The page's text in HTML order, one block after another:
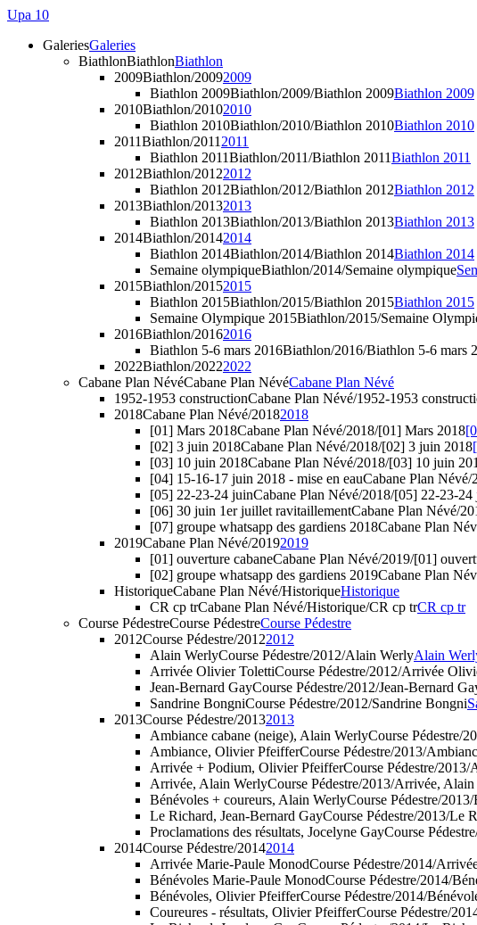
Upa 10
GaleriesGaleries
BiathlonBiathlonBiathlon
2009Biathlon/20092009
Biathlon 2009Biathlon/2009/Biathlon 2009Biathlon 2009
2010Biathlon/20102010
Biathlon 2010Biathlon/2010/Biathlon 2010Biathlon 2010
2011Biathlon/2011 2011
Biathlon 2011Biathlon/2011/Biathlon 2011Biathlon 2011
2012Biathlon/20122012
Biathlon 2012Biathlon/2012/Biathlon 2012Biathlon 2012
2013Biathlon/20132013
Biathlon 2013Biathlon/2013/Biathlon 2013Biathlon 2013
2014Biathlon/20142014
Biathlon 2014Biathlon/2014/Biathlon 2014Biathlon 2014
Semaine olympiqueBiathlon/2014/Semaine olympique
2015Biathlon/20152015
Biathlon 2015Biathlon/2015/Biathlon 2015Biathlon 2015
Semaine Olympique 2015Biathlon/2015/Semaine
2016Biathlon/20162016
Biathlon 5-6 mars 2016Biathlon/2016/Biathlon 5-6 mars
2022Biathlon/20222022
Cabane Plan NévéCabane Plan NévéCabane Plan Névé
1952-1953 constructionCabane Plan Névé/1952-1953
2018Cabane Plan Névé/20182018
[01] Mars 2018Cabane Plan Névé/2018/[01] Mars 2018
[02] 3 juin 2018Cabane Plan Névé/2018/[02] 3 juin 2018
[03] 10 juin 2018Cabane Plan Névé/2018/[03] 10 juin
[04] 15-16-17 juin 2018 - mise en eauCabane Plan
[05] 22-23-24 juinCabane Plan Névé/2018/[05] 22-23-24
[06] 30 juin 1er juillet ravitaillementCabane Plan Névé/
[07] groupe whatsapp des gardiens 2018Cabane Plan
2019Cabane Plan Névé/20192019
[01] ouverture cabaneCabane Plan Névé/2019/[01]
[02] groupe whatsapp des gardiens 2019Cabane Plan
HistoriqueCabane Plan Névé/HistoriqueHistorique
CR cp trCabane Plan Névé/Historique/CR cp trCR cp tr
Course PédestreCourse PédestreCourse Pédestre
2012Course Pédestre/20122012
Alain WerlyCourse Pédestre/2012/Alain WerlyAlain
Arrivée Olivier TolettiCourse Pédestre/2012/Arrivée
Jean-Bernard GayCourse Pédestre/2012/Jean-Bernard
Sandrine BongniCourse Pédestre/2012/Sandrine Bongni
2013Course Pédestre/20132013
Ambiance cabane (neige), Alain WerlyCourse Pédestre/
Ambiance, Olivier PfeifferCourse Pédestre/2013/
Arrivée + Podium, Olivier PfeifferCourse Pédestre/
Arrivée, Alain WerlyCourse Pédestre/2013/Arrivée,
Bénévoles + coureurs, Alain WerlyCourse Pédestre/
Le Richard, Jean-Bernard GayCourse Pédestre/2013/Le
Proclamations des résultats, Jocelyne GayCourse
2014Course Pédestre/20142014
Arrivée Marie-Paule MonodCourse Pédestre/2014/
Bénévoles Marie-Paule MonodCourse Pédestre/2014/
Bénévoles, Olivier PfeifferCourse Pédestre/2014/
Coureures - résultats, Olivier PfeifferCourse Pédestre/